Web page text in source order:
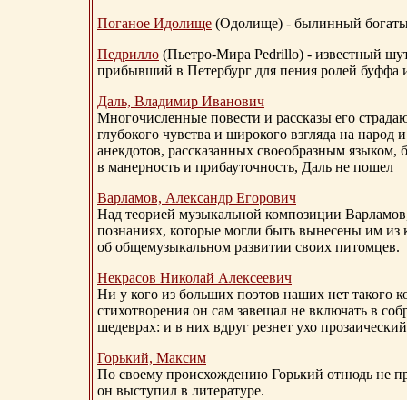
Поганое Идолище (Одолище) - былинный
Педрилло (Пьетро-Мира Pedrillo) - известный
прибывший в Петербург для пения ролей буффа
Даль, Владимир Иванович
Многочисленные повести и рассказы его
глубокого чувства и широкого взгляда на
анекдотов, рассказанных своеобразным
в манерность и прибауточность, Даль не пошел
Варламов, Александр Егорович
Над теорией музыкальной композиции
познаниях, которые могли быть вынесены им из
об общемузыкальном развитии своих питомцев.
Некрасов Николай Алексеевич
Ни у кого из больших поэтов наших нет такого
стихотворения он сам завещал не включать в
шедеврах: и в них вдруг резнет ухо
Горький, Максим
По своему происхождению Горький отнюдь не
он выступил в литературе.